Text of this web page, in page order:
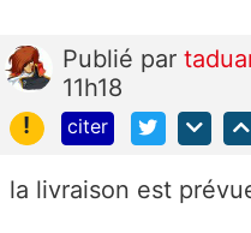
Publié par
11h18
!
citer
la livraison est